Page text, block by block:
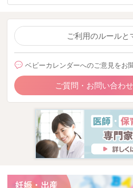
ご利用のルールと
ベビーカレンダーへのご意見をお
ご質問・お問い合わ